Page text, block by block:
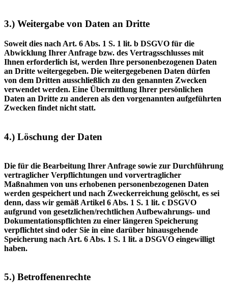
3.) Weitergabe von Daten an Dritte
Soweit dies nach Art. 6 Abs. 1 S. 1 lit. b DSGVO für die
Abwicklung Ihrer Anfrage bzw. des Vertragsschlusses mit
Ihnen erforderlich ist, werden Ihre personenbezogenen Daten
an Dritte weitergegeben. Die weitergegebenen Daten dürfen
von dem Dritten ausschließlich zu den genannten Zwecken
verwendet werden. Eine Übermittlung Ihrer persönlichen
Daten an Dritte zu anderen als den vorgenannten aufgeführten
Zwecken findet nicht statt.
4.) Löschung der Daten
Die für die Bearbeitung Ihrer Anfrage sowie zur Durchführung
vertraglicher Verpflichtungen und vorvertraglicher
Maßnahmen von uns erhobenen personenbezogenen Daten
werden gespeichert und nach Zweckerreichung gelöscht, es sei
denn, dass wir gemäß Artikel 6 Abs. 1 S. 1 lit. c DSGVO
aufgrund von gesetzlichen/rechtlichen Aufbewahrungs- und
Dokumentationspflichten zu einer längeren Speicherung
verpflichtet sind oder Sie in eine darüber hinausgehende
Speicherung nach Art. 6 Abs. 1 S. 1 lit. a DSGVO eingewilligt
haben.
5.) Betroffenenrechte